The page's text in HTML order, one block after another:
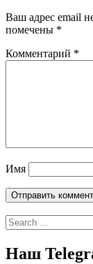
Ваш адрес email
помечены *
Комментарий *
Имя
Search
for:
Наш